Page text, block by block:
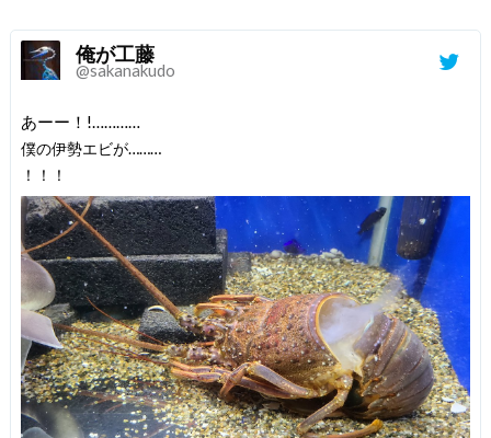
俺が工藤
@sakanakudo
あーー！!…………
僕の伊勢エビが………
！！！